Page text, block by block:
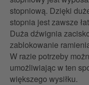
stopniową. Dzięki
stopnia jest zawsze
Duża dźwignia
zablokowanie
W razie potrzeby
umożliwiając w ten
większego wysiłku.